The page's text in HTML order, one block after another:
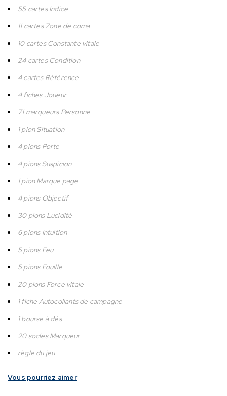
55 cartes Indice
11 cartes Zone de coma
10 cartes Constante vitale
24 cartes Condition
4 cartes Référence
4 fiches Joueur
71 marqueurs Personne
1 pion Situation
4 pions Porte
4 pions Suspicion
1 pion Marque page
4 pions Objectif
30 pions Lucidité
6 pions Intuition
5 pions Feu
5 pions Fouille
20 pions Force vitale
1 fiche Autocollants de campagne
1 bourse à dés
20 socles Marqueur
règle du jeu
Vous pourriez aimer